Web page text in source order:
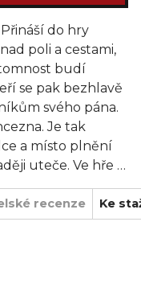
do hry
poli a cestami,
budí
se pak bezhlavě
svého pána.
Je tak
a místo plnění
uteče. Ve hře je
před
klášter ve
recenze Ke